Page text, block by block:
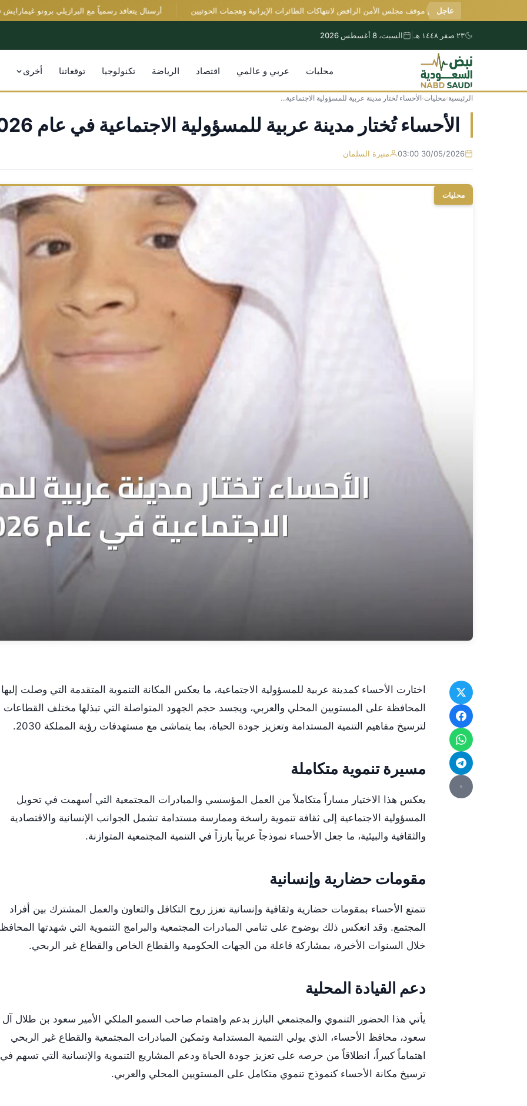
عاجل
اليمن يُثمّن موقف مجلس الأمن الرافض لانتهاكات الطائرات الإيرانية وهجمات الحوثيين أرسنال يتعاقد رسمياً مع البرازيلي برونو غيمارايش
٢٣ صفر ١٤٤٨ هـ السبت، 8 أغسطس 2026
محليات عربي و عالمي اقتصاد الرياضة تكنولوجيا توقعاتنا أخرى
الرئيسية›محليات›الأحساء تُختار مدينة عربية للمسؤولية الاجتماعية...
الأحساء تُختار مدينة عربية للمسؤولية الاجتماعية في عام 2026
30/05/2026 03:00 منيرة السلمان
محليات
اختارت الأحساء كمدينة عربية للمسؤولية الاجتماعية، ما يعكس المكانة التنموية المتقدمة التي وصلت إليها
المحافظة على المستويين المحلي والعربي، ويجسد حجم الجهود المتواصلة التي تبذلها مختلف القطاعات
لترسيخ مفاهيم التنمية المستدامة وتعزيز جودة الحياة، بما يتماشى مع مستهدفات رؤية المملكة 2030.
مسيرة تنموية متكاملة
يعكس هذا الاختيار مساراً متكاملاً من العمل المؤسسي والمبادرات المجتمعية التي أسهمت في تحويل
المسؤولية الاجتماعية إلى ثقافة تنموية راسخة وممارسة مستدامة تشمل الجوانب الإنسانية والاقتصادية
والثقافية والبيئية، ما جعل الأحساء نموذجاً عربياً بارزاً في التنمية المجتمعية المتوازنة.
مقومات حضارية وإنسانية
تتمتع الأحساء بمقومات حضارية وثقافية وإنسانية تعزز روح التكافل والتعاون والعمل المشترك بين أفراد
المجتمع. وقد انعكس ذلك بوضوح على تنامي المبادرات المجتمعية والبرامج التنموية التي شهدتها
خلال السنوات الأخيرة، بمشاركة فاعلة من الجهات الحكومية والقطاع الخاص والقطاع غير الربحي.
دعم القيادة المحلية
يأتي هذا الحضور التنموي والمجتمعي البارز بدعم واهتمام صاحب السمو الملكي الأمير سعود بن طلال آل
سعود، محافظ الأحساء، الذي يولي التنمية المستدامة وتمكين المبادرات المجتمعية والقطاع غير الربحي
اهتماماً كبيراً، انطلاقاً من حرصه على تعزيز جودة الحياة ودعم المشاريع التنموية والإنسانية التي تسهم في
ترسيخ مكانة الأحساء كنموذج تنموي متكامل على المستويين المحلي والعربي.